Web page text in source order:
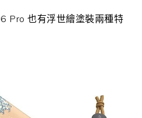
Pro 也有浮世繪塗裝兩種特